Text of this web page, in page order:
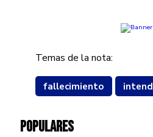
Temas de la nota:
fallecimiento
POPULARES